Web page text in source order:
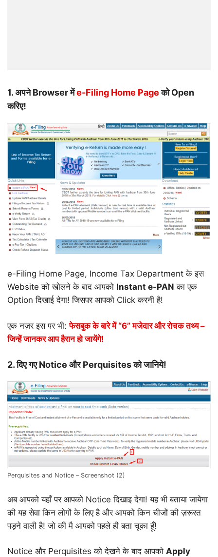
1.अपने Browser मेंe-Filing Home Pageको Open
करिए!
e-Filing Home Page, Income Tax Department के इस
Website को खोलने के बाद आपको Instant e-PAN का एक
Option दिखाई देगा! जिसपर आपको Click करनी है!
एक नज़र इस पर भी:फेसबुक के बारे में “6” मजेदार और रोचक तथ्य –
जिन्हें जानकर आप हैरान हो जायेंगे!
2.दिए गए Notice और Perquisites को जानिये!
Perquisites and Notice – Screenshot (2)
अब आपको यहाँ पर आपको Notice दिखाइ देगा! यह भी बताया जायेगा
की यह सेवा किन लोगों के लिए है और आपको किन चीजों की ज़रूरत
पड़ने वाली है! जो की मै आपको पहले ही बता चूका हूँ!
Notice और Perquisites को देखने के बाद आपको Apply